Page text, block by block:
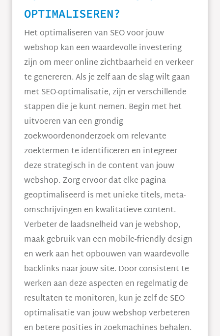
OPTIMALISEREN?
Het optimaliseren van SEO voor jouw
webshop kan een waardevolle investering
zijn om meer online zichtbaarheid en verkeer
te genereren. Als je zelf aan de slag wilt gaan
met SEO-optimalisatie, zijn er verschillende
stappen die je kunt nemen. Begin met het
uitvoeren van een grondig
zoekwoordenonderzoek om relevante
zoektermen te identificeren en integreer
deze strategisch in de content van jouw
webshop. Zorg ervoor dat elke pagina
geoptimaliseerd is met unieke titels, meta-
omschrijvingen en kwalitatieve content.
Verbeter de laadsnelheid van je webshop,
maak gebruik van een mobile-friendly design
en werk aan het opbouwen van waardevolle
backlinks naar jouw site. Door consistent te
werken aan deze aspecten en regelmatig de
resultaten te monitoren, kun je zelf de SEO
optimalisatie van jouw webshop verbeteren
en betere posities in zoekmachines behalen.